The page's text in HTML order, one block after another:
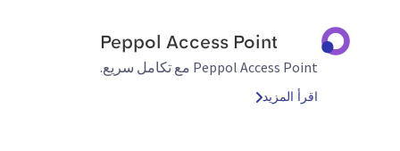
Peppol Access Point
Peppol Access Point مع تكامل سريع.
اقرأ المزيد